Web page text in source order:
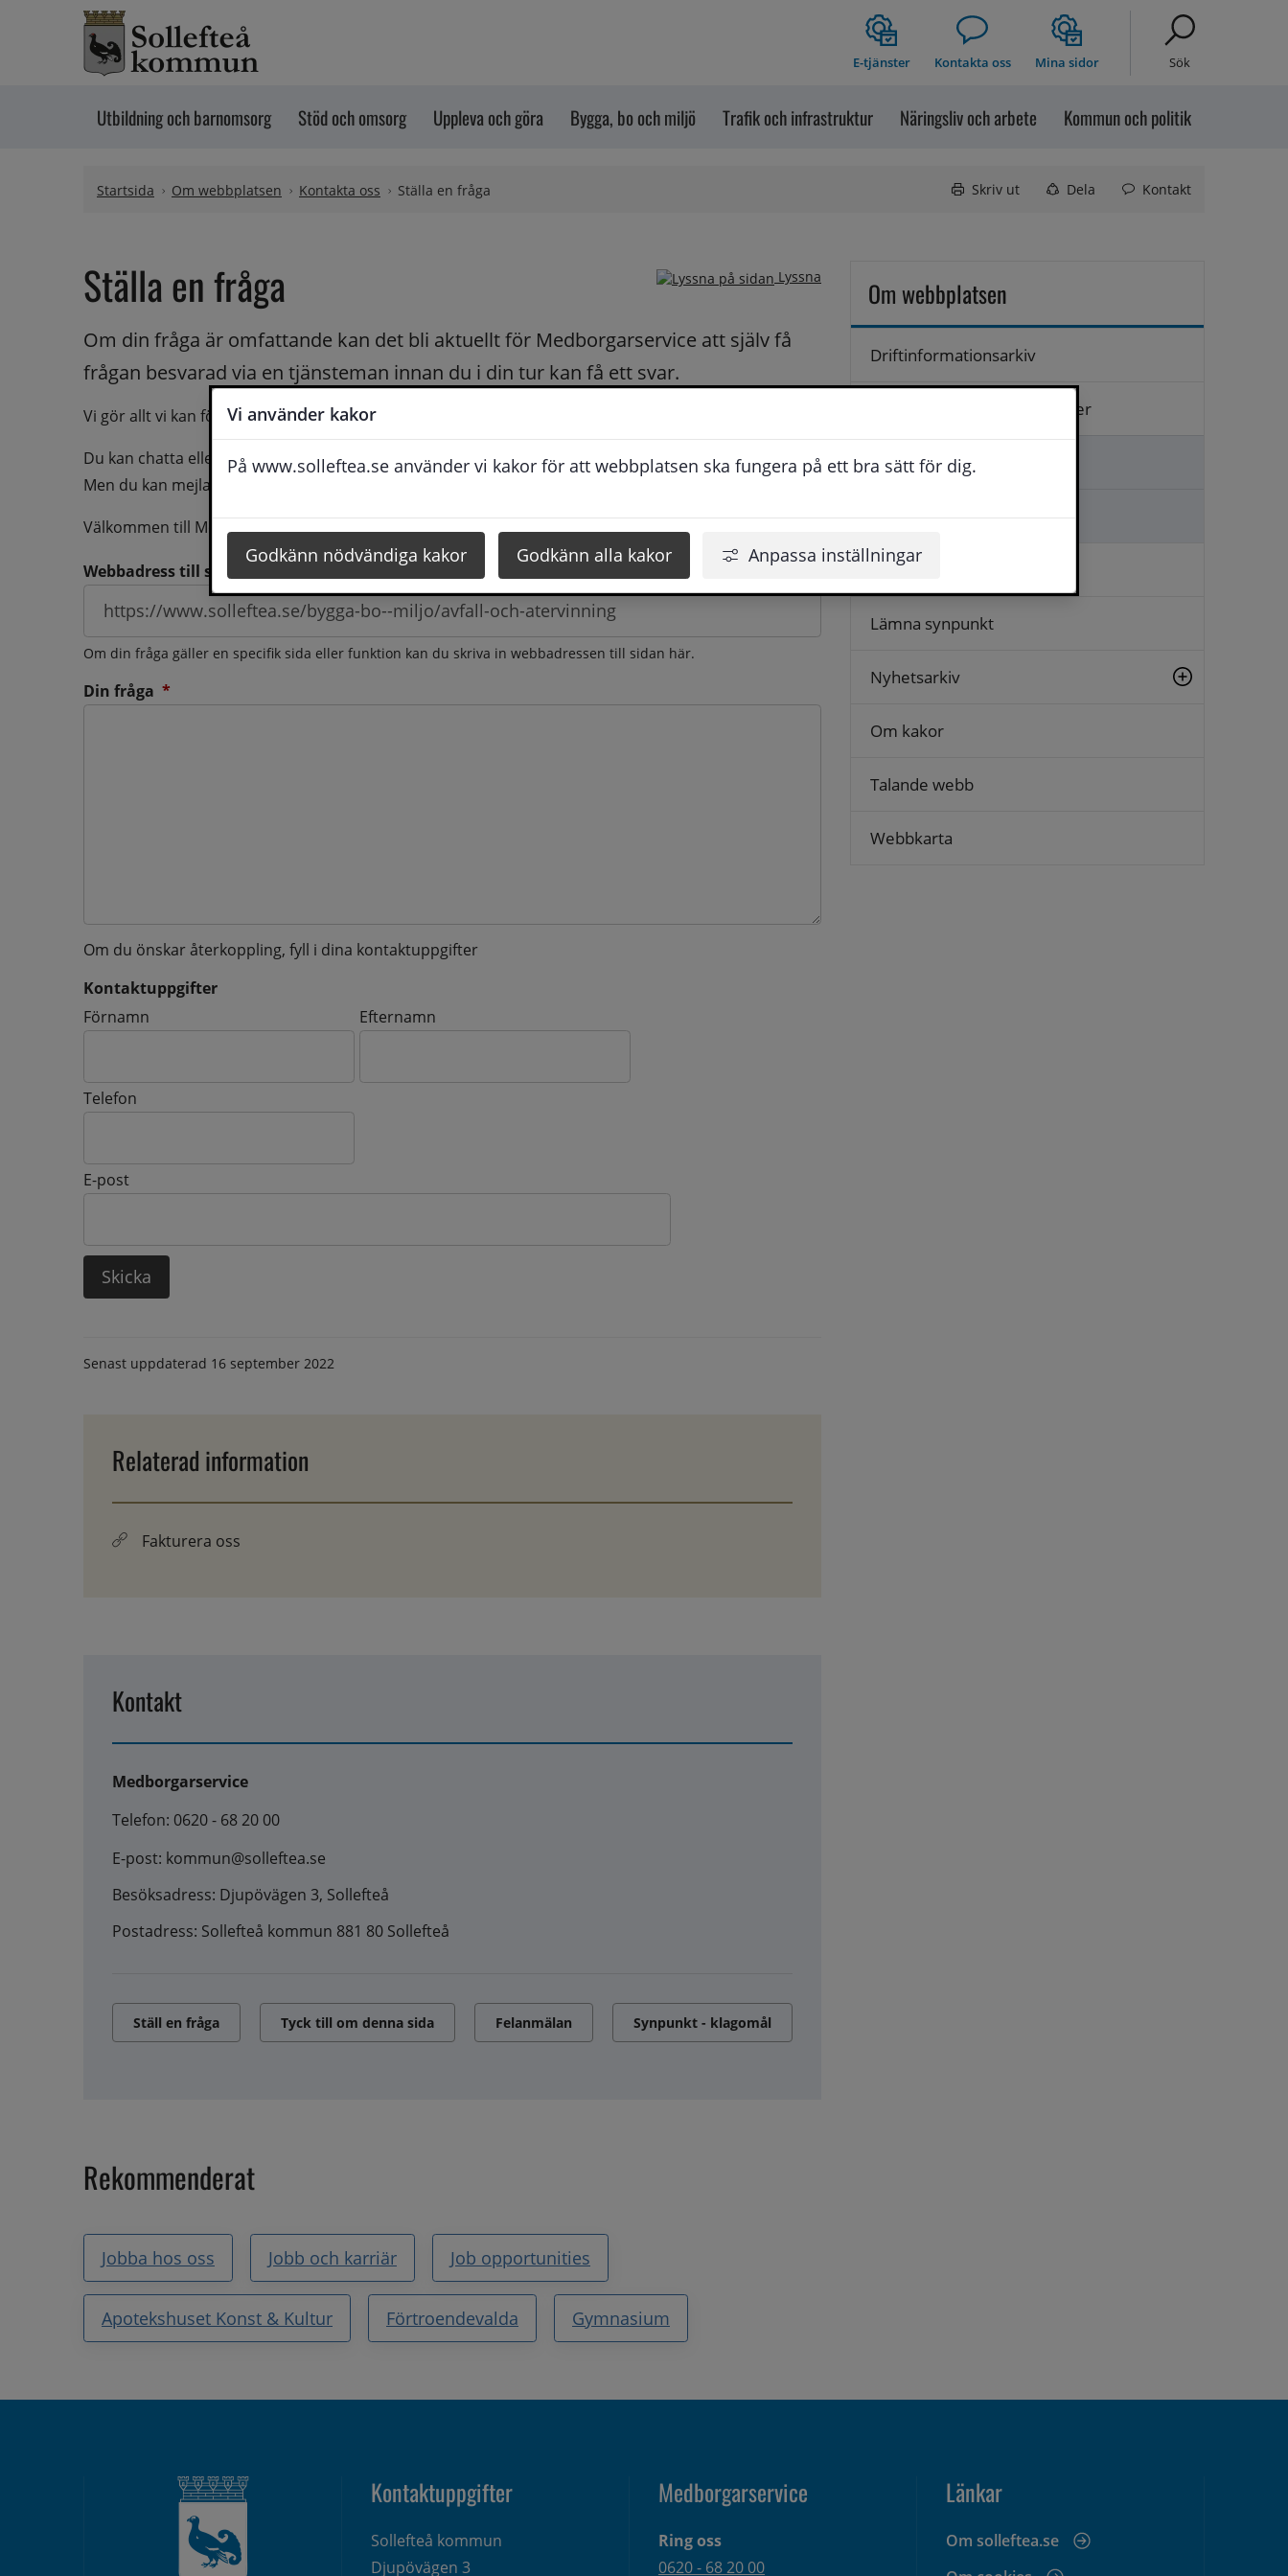
Vi använder kakor
På www.solleftea.se använder vi kakor för att webbplatsen ska fungera på ett bra sätt för dig.
Godkänn nödvändiga kakor Godkänn alla kakor Anpassa inställningar
Hoppa till innehåll
E-tjänster Kontakta oss Mina sidor Sök
Utbildning och barnomsorg Stöd och omsorg Uppleva och göra Bygga, bo och miljö Trafik och infrastruktur Näringsliv och arbete Kommun och politik
Startsida Om webbplatsen Kontakta oss Ställa en fråga Skriv ut Dela Kontakt
Lyssna
Ställa en fråga
Om din fråga är omfattande kan det bli aktuellt för Medborgarservice att själv få
frågan besvarad via en tjänsteman innan du i din tur kan få ett svar.
Vi gör allt vi kan för att du ska få hjälp och svar på dina frågor fortast möjligt.
Du kan chatta eller ringa oss med din fråga så besvarar vi dig så snabbt som möjligt under arbetstid.
Men du kan mejla oss din fråga dygnt runt och du få svaret inom 2 - 4 arbetsdagar.
Välkommen till Medborgarservice!
Webbadress till sidan som frågan berör
Om din fråga gäller en specifik sida eller funktion kan du skriva in webbadressen till sidan här.
Din fråga *
Om du önskar återkoppling, fyll i dina kontaktuppgifter
Kontaktuppgifter
Kontaktuppgifter
Förnamn Efternamn
Telefon
E-post
Senast uppdaterad 16 september 2022
Relaterad information
Fakturera oss
Kontakt
Medborgarservice
Telefon: 0620 - 68 20 00
E-post: kommun@solleftea.se
Besöksadress: Djupövägen 3, Sollefteå
Postadress: Sollefteå kommun 881 80 Sollefteå
Ställ en fråga Tyck till om denna sida Felanmälan Synpunkt - klagomål
Rekommenderat
Jobba hos oss Jobb och karriär Job opportunities
Apotekshuset Konst & Kultur Förtroendevalda Gymnasium
Om webbplatsen
Driftinformationsarkiv
Hantering av personuppgifter
Kontakta oss
Ställa en fråga
Logga in
Lämna synpunkt
Nyhetsarkiv
Om kakor
Talande webb
Webbkarta
Kontaktuppgifter
Sollefteå kommun
Djupövägen 3
Medborgarservice
Ring oss
0620 - 68 20 00
Länkar
Om solleftea.se